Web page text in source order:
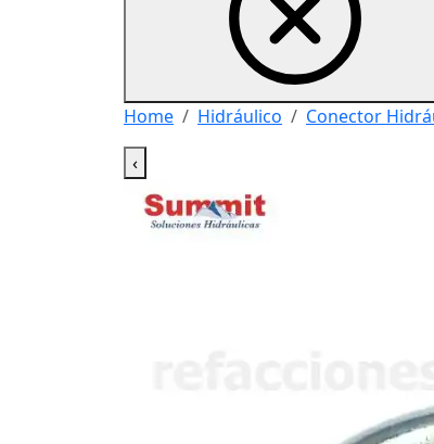
Home Hidráulico Conector
‹